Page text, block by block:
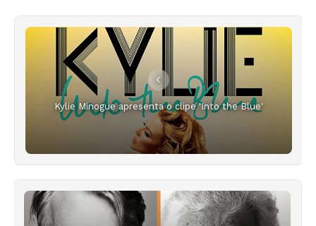
Kylie Minogue apresenta o clipe 'Into the Blue'